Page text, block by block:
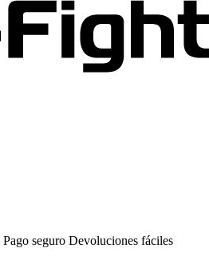
Pago seguro Devoluciones fáciles